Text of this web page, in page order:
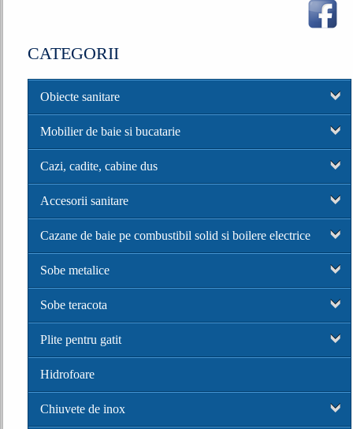
CATEGORII
Obiecte sanitare
Mobilier de baie si bucatarie
Cazi, cadite, cabine dus
Accesorii sanitare
Cazane de baie pe combustibil solid si boilere electrice
Sobe metalice
Sobe teracota
Plite pentru gatit
Hidrofoare
Chiuvete de inox